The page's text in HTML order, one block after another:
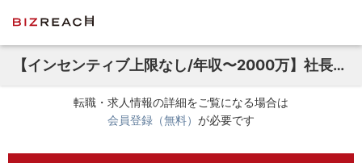
【インセンティブ上限なし/年収〜2000万】社長・副社長直下で事業を推進！事業の根幹を担う事業用地仕入れ担当募集！
転職・求人情報の詳細をご覧になる場合は
会員登録（無料） が必要です